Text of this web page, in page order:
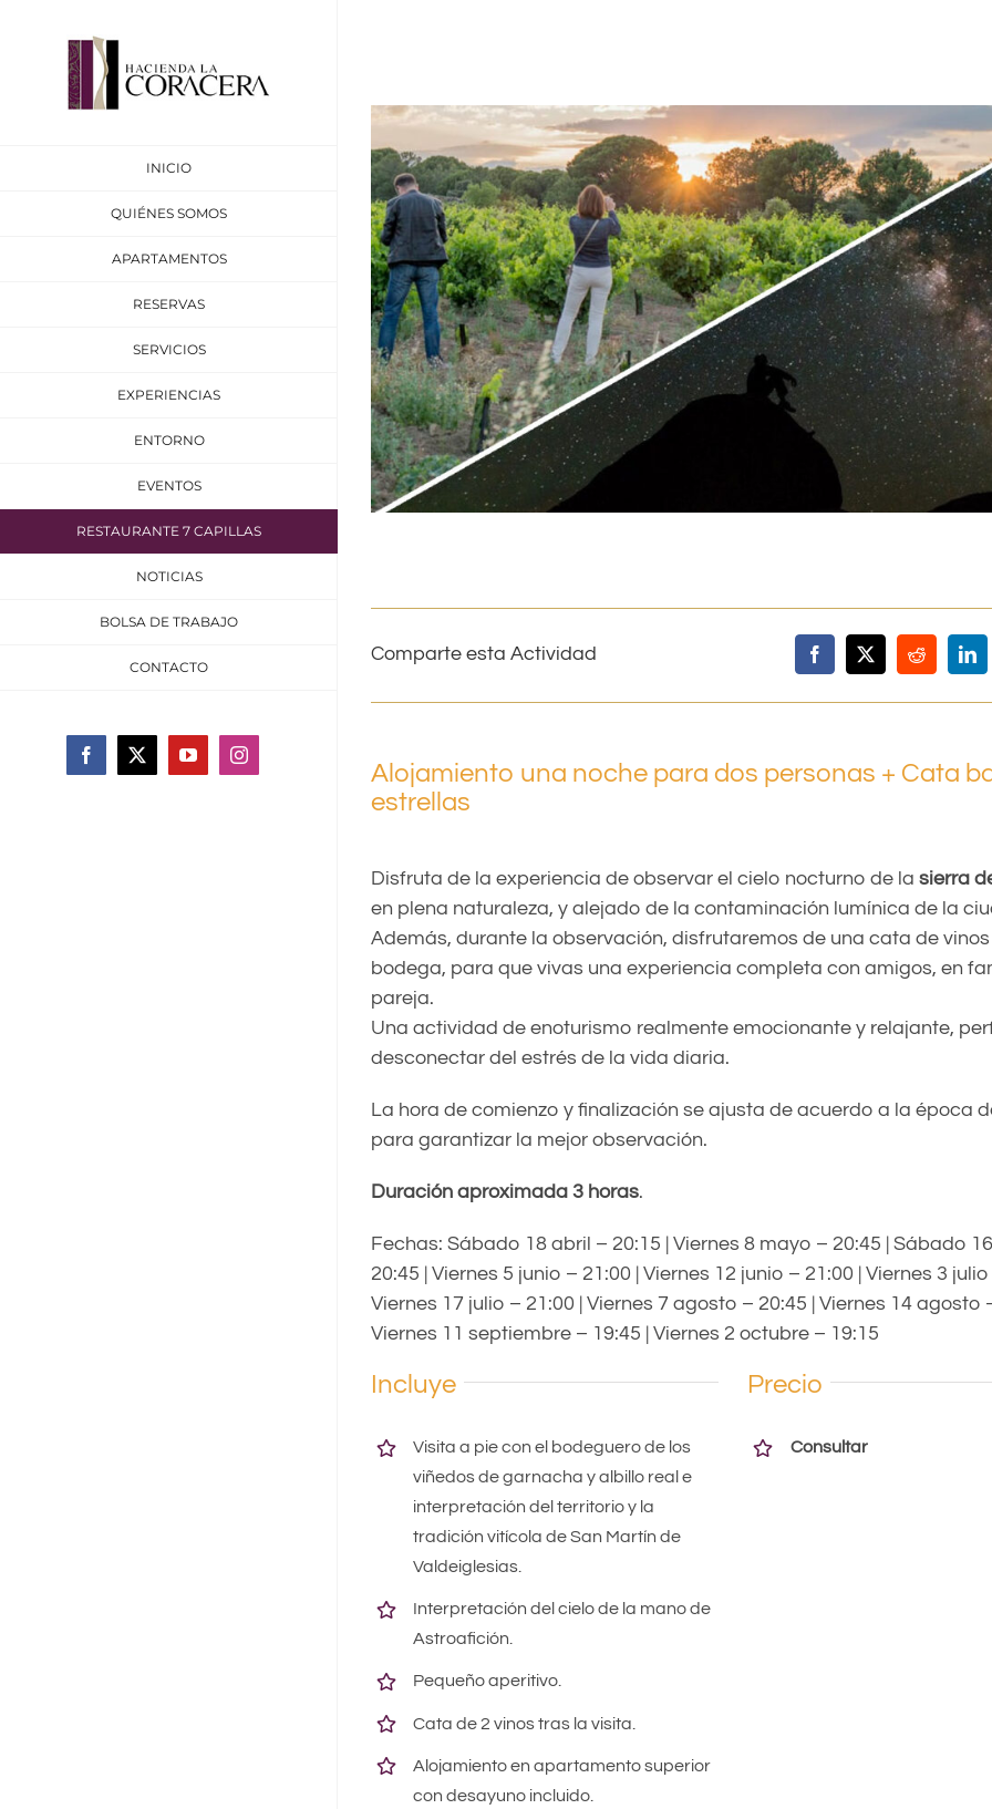
contenido
INICIO
QUIÉNES SOMOS
APARTAMENTOS
RESERVAS
SERVICIOS
EXPERIENCIAS
ENTORNO
EVENTOS
RESTAURANTE 7 CAPILLAS
NOTICIAS
BOLSA DE TRABAJO
CONTACTO
Facebook
X YouTubeInstagram
Ver
imagen
más
grande
Comparte esta Actividad
Alojamiento una noche para dos personas + Cata
estrellas
Disfruta de la experiencia de observar el cielo nocturno de la sierra
en plena naturaleza, y alejado de la contaminación lumínica de la
Además, durante la observación, disfrutaremos de una cata de
bodega, para que vivas una experiencia completa con amigos, en
pareja.
Una actividad de enoturismo realmente emocionante y relajante,
desconectar del estrés de la vida diaria.
La hora de comienzo y finalización se ajusta de acuerdo a la época
para garantizar la mejor observación.
Duración aproximada 3 horas.
Fechas: Sábado 18 abril – 20:15 | Viernes 8 mayo – 20:45 | Sábado
20:45 | Viernes 5 junio – 21:00 | Viernes 12 junio – 21:00 | Viernes 3
Viernes 17 julio – 21:00 | Viernes 7 agosto – 20:45 | Viernes 14 agosto
Viernes 11 septiembre – 19:45 | Viernes 2 octubre – 19:15
Incluye
Visita a pie con el bodeguero de los
viñedos de garnacha y albillo real e
interpretación del territorio y la
tradición vitícola de San Martín de
Valdeiglesias.
Interpretación del cielo de la mano de
Astroafición.
Pequeño aperitivo.
Cata de 2 vinos tras la visita.
Alojamiento en apartamento superior
con desayuno incluido.
Precio
Consultar